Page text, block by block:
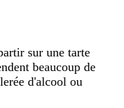
sur une tarte
beaucoup de
d'alcool ou